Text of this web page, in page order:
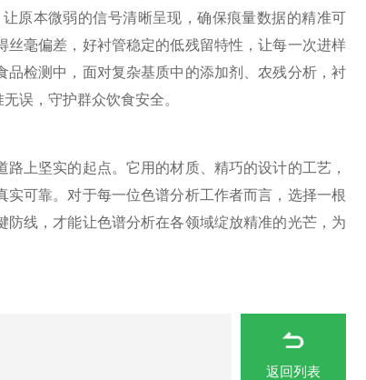
原本微弱的信号清晰呈现，确保痕量数据的精准可
毫偏差，好衬管稳定的低残留特性，让每一次进样
检测中，面对复杂基质中的添加剂、农残分析，衬
误，守护群众饮食安全。
上坚实的起点。它用的材质、精巧的设计的工艺，
可靠。对于每一位色谱分析工作者而言，选择一根
线，才能让色谱分析在各领域绽放精准的光芒，为
返回列表